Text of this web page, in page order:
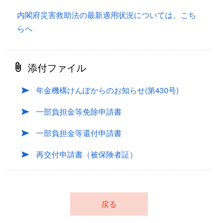
内閣府災害救助法の最新適用状況については、こち
らへ
添付ファイル
年金機構けんぽからのお知らせ(第430号)
一部負担金等免除申請書
一部負担金等還付申請書
再交付申請書（被保険者証）
戻る